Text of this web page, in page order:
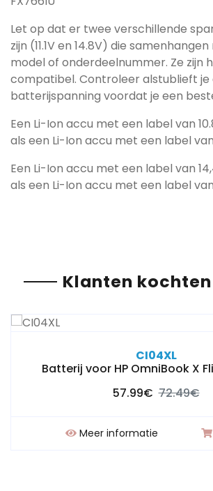
Let op dat er twee verschillende
zijn (11.1V en 14.8V) die
model of onderdeelnummer. Ze zijn
compatibel. Controleer alstublieft je
batterijspanning voordat je een
Een Li-Ion accu met een label van
als een Li-Ion accu met een label van
Een Li-Ion accu met een label van
als een Li-Ion accu met een label van
Klanten
CI04XL
Batterij voor HP OmniBook X
57.99€ 72.49€
Meer informatie